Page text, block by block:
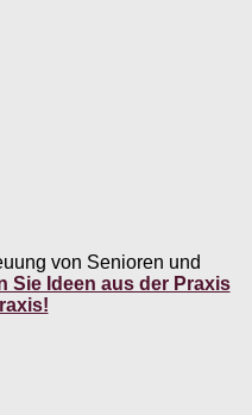
von Senioren und
Sie Ideen aus der Praxis